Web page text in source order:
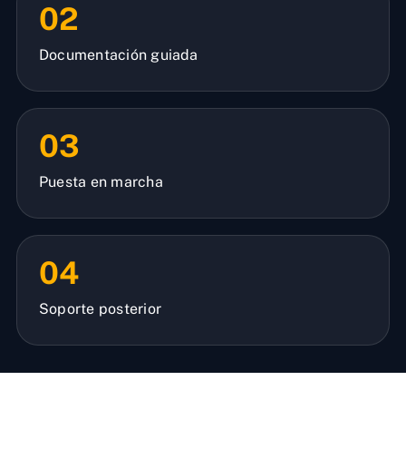
02
Documentación guiada
03
Puesta en marcha
04
Soporte posterior